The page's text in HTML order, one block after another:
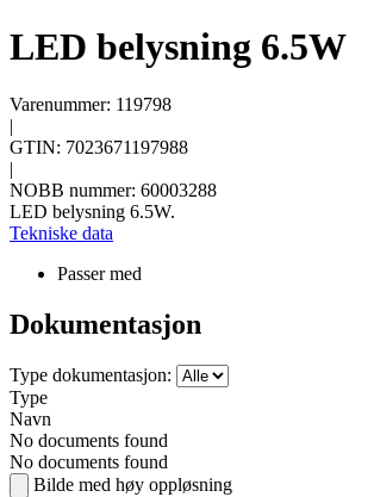
LED belysning 6.5W
Varenummer: 119798
|
GTIN: 7023671197988
|
NOBB nummer: 60003288
LED belysning 6.5W.
Tekniske data
Passer med
Dokumentasjon
Type dokumentasjon:
Type
Navn
No documents found
No documents found
Bilde med høy oppløsning